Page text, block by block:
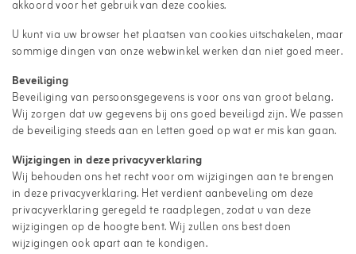
akkoord voor het gebruik van deze cookies.
U kunt via uw browser het plaatsen van cookies uitschakelen, maar
sommige dingen van onze webwinkel werken dan niet goed meer.
Beveiliging
Beveiliging van persoonsgegevens is voor ons van groot belang.
Wij zorgen dat uw gegevens bij ons goed beveiligd zijn. We passen
de beveiliging steeds aan en letten goed op wat er mis kan gaan.
Wijzigingen in deze privacyverklaring
Wij behouden ons het recht voor om wijzigingen aan te brengen
in deze privacyverklaring. Het verdient aanbeveling om deze
privacyverklaring geregeld te raadplegen, zodat u van deze
wijzigingen op de hoogte bent. Wij zullen ons best doen
wijzigingen ook apart aan te kondigen.